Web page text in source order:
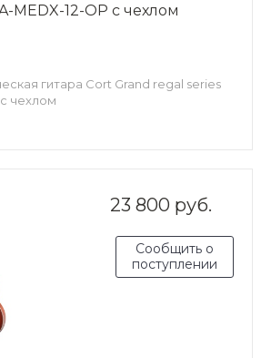
MEDX-12-OP с чехлом
гитара Cort Grand regal series
с чехлом
23 800 руб.
Сообщить о
поступлении